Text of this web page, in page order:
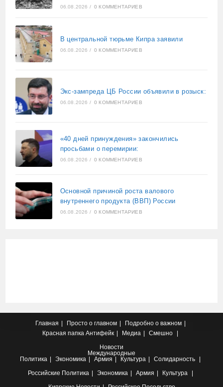
06.08.2026 / 0 КОММЕНТАРИЕВ
В центральной тюрьме Кипра заявили
06.08.2026 / 0 КОММЕНТАРИЕВ
Экс-зампреда ЦБ России объявили в розыск:
06.08.2026 / 0 КОММЕНТАРИЕВ
«40 дней принуждения» закончились
просьбами о перемирии:
06.08.2026 / 0 КОММЕНТАРИЕВ
Основной причиной роста валового
внутреннего продукта (ВВП) России
06.08.2026 / 0 КОММЕНТАРИЕВ
Главная Просто о главном
Подробно о важном
Красная папка Антифейк Медиа
Смешно
Новости
Международные
Политика
Экономика Армия Культура
Солидарность
Российские Политика Экономика Армия
Культура